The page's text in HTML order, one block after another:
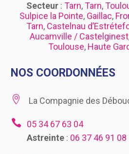
Secteur: Tarn,Tarn,
Sulpice la Pointe, Gaillac,
Tarn, Castelnau
Aucamville / Castelginest
Toulouse, Haute
NOS COORDONNÉES
 La Compagnie des

05 34 67 63 04
Astreinte: 06 37 46 91 08